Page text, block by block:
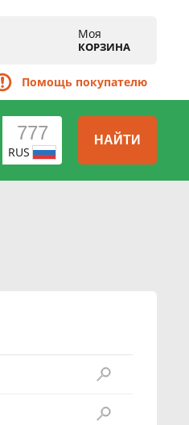
Моя
КОРЗИНА
Помощь покупателю
RUS
НАЙТИ